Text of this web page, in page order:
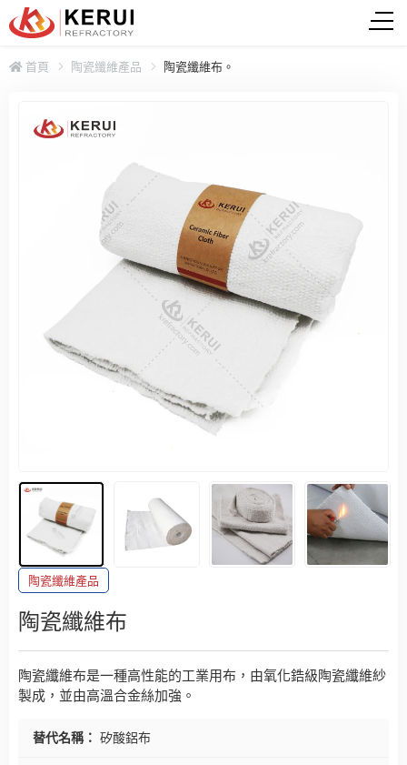
首頁 陶瓷纖維產品 陶瓷纖維布。
陶瓷纖維產品
陶瓷纖維布
陶瓷纖維布是一種高性能的工業用布，由氧化鋯級陶瓷纖維紗
製成，並由高溫合金絲加強。
替代名稱： 矽酸鋁布